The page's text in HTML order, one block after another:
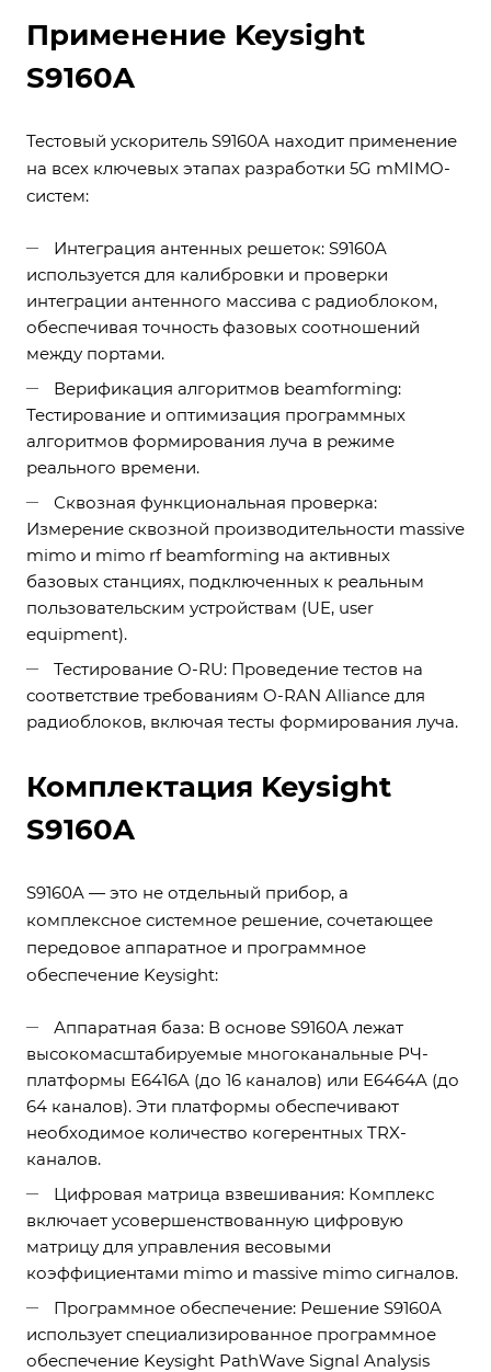
Применение Keysight
S9160A
Тестовый ускоритель S9160A находит применение
на всех ключевых этапах разработки 5G mMIMO-
систем:
Интеграция антенных решеток: S9160A
используется для калибровки и проверки
интеграции антенного массива с радиоблоком,
обеспечивая точность фазовых соотношений
между портами.
Верификация алгоритмов beamforming:
Тестирование и оптимизация программных
алгоритмов формирования луча в режиме
реального времени.
Сквозная функциональная проверка:
Измерение сквозной производительности massive
mimo и mimo rf beamforming на активных
базовых станциях, подключенных к реальным
пользовательским устройствам (UE, user
equipment).
Тестирование O-RU: Проведение тестов на
соответствие требованиям O-RAN Alliance для
радиоблоков, включая тесты формирования луча.
Комплектация Keysight
S9160A
S9160A — это не отдельный прибор, а
комплексное системное решение, сочетающее
передовое аппаратное и программное
обеспечение Keysight:
Аппаратная база: В основе S9160A лежат
высокомасштабируемые многоканальные РЧ-
платформы E6416A (до 16 каналов) или E6464A (до
64 каналов). Эти платформы обеспечивают
необходимое количество когерентных TRX-
каналов.
Цифровая матрица взвешивания: Комплекс
включает усовершенствованную цифровую
матрицу для управления весовыми
коэффициентами mimo и massive mimo сигналов.
Программное обеспечение: Решение S9160A
использует специализированное программное
обеспечение Keysight PathWave Signal Analysis